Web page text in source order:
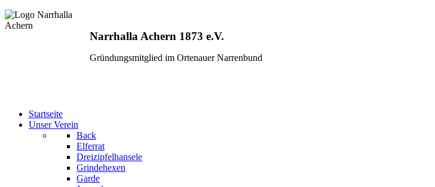
Narrhalla Achern 1873 e.V.
Gründungsmitglied im Ortenauer Narrenbund
Startseite
Unser Verein
Back
Elferrat
Dreizipfelhansele
Grindehexen
Garde